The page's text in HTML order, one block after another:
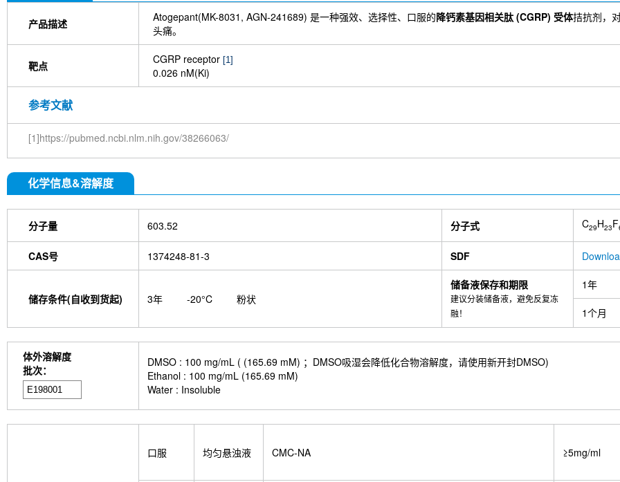
产品描述 Atogepant(MK-8031, AGN-241689) 是一种强效、选择性、口服的降钙素基因相关肽 (CGRP) 受体拮抗剂，
头痛。
靶点 CGRP receptor [1]
0.026 nM(Ki)
参考文献
[1]https://pubmed.ncbi.nlm.nih.gov/38266063/
化学信息&溶解度
分子量 603.52 分子式 C29H23F
CAS号 1374248-81-3 SDF
储存条件(自收到货起) 3年 -20°C 粉状
储备液保存和期限
建议分装储备液，避免反复冻
融！
1年
1个月
体外溶解度
批次：
DMSO : 100 mg/mL ( (165.69 mM) ；DMSO吸湿会降低化合物溶解度，请使用新开封DMSO)
Ethanol : 100 mg/mL (165.69 mM)
Water : Insoluble
口服 均匀悬浊液 CMC-NA ≥5mg/ml